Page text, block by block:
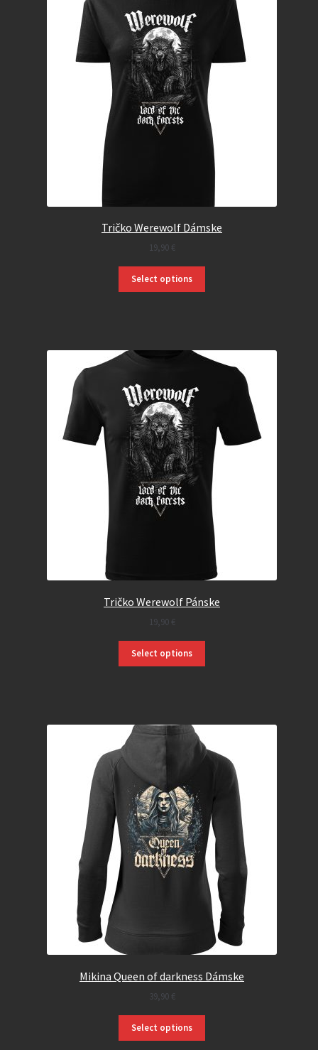
Tričko Werewolf Dámske
19,90 €
Select options
Tričko Werewolf Pánske
19,90 €
Select options
Mikina Queen of darkness Dámske
39,90 €
Select options